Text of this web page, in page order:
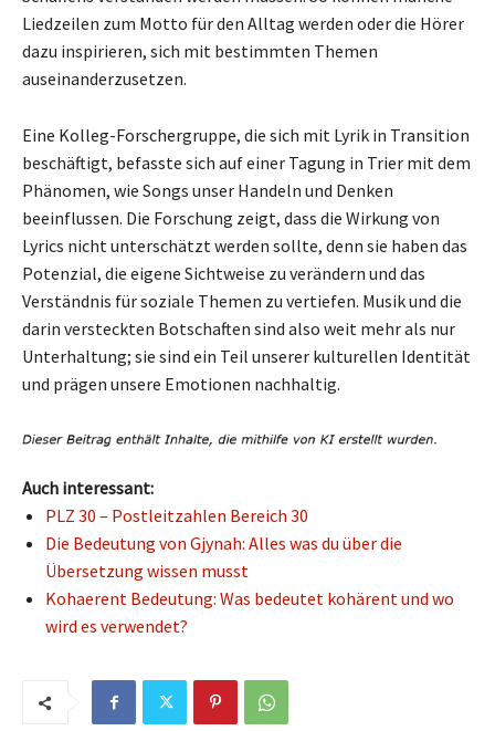
Liedzeilen zum Motto für den Alltag werden oder die Hörer
dazu inspirieren, sich mit bestimmten Themen
auseinanderzusetzen.
Eine Kolleg-Forschergruppe, die sich mit Lyrik in Transition
beschäftigt, befasste sich auf einer Tagung in Trier mit dem
Phänomen, wie Songs unser Handeln und Denken
beeinflussen. Die Forschung zeigt, dass die Wirkung von
Lyrics nicht unterschätzt werden sollte, denn sie haben das
Potenzial, die eigene Sichtweise zu verändern und das
Verständnis für soziale Themen zu vertiefen. Musik und die
darin versteckten Botschaften sind also weit mehr als nur
Unterhaltung; sie sind ein Teil unserer kulturellen Identität
und prägen unsere Emotionen nachhaltig.
Auch interessant:
PLZ 30 – Postleitzahlen Bereich 30
Die Bedeutung von Gjynah: Alles was du über die
Übersetzung wissen musst
Kohaerent Bedeutung: Was bedeutet kohärent und wo
wird es verwendet?